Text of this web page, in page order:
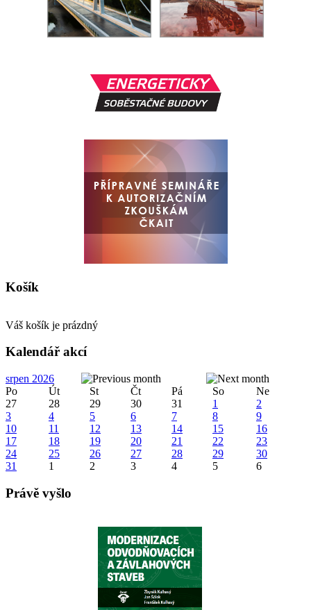
Košík
Váš košík je prázdný
Kalendář akcí
srpen 2026
Po
Út St Čt Pá So
Ne
27
28 29 30 31 1
2
3
4 5 6 7 8
9
10
11 12 13 14 15
16
17
18 19 20 21 22
23
24
25 26 27 28 29
30
31
1 2 3 4 5 6
Právě vyšlo